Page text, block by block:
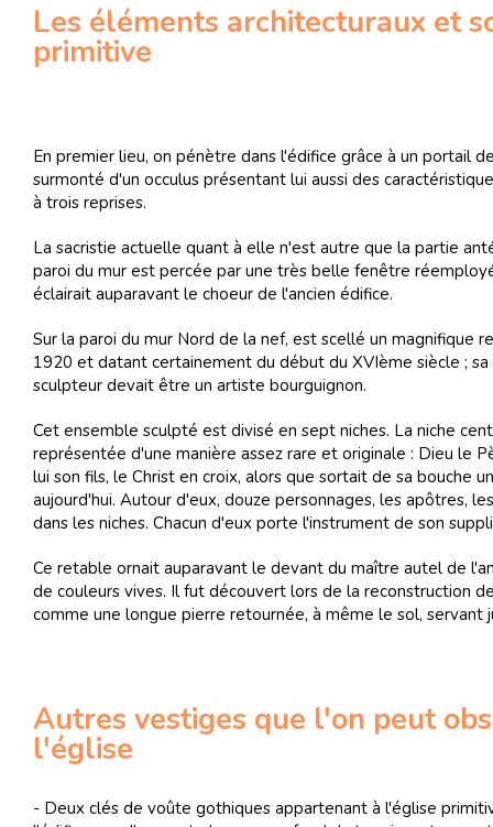
Les éléments architecturaux et
primitive
En premier lieu, on pénètre dans l'édifice grâce à un portail
surmonté d'un occulus présentant lui aussi des
à trois reprises.
La sacristie actuelle quant à elle n'est autre que la partie
paroi du mur est percée par une très belle fenêtre
éclairait auparavant le choeur de l'ancien édifice.
Sur la paroi du mur Nord de la nef, est scellé un magnifique
1920 et datant certainement du début du XVIème siècle ;
sculpteur devait être un artiste bourguignon.
Cet ensemble sculpté est divisé en sept niches. La niche
représentée d'une manière assez rare et originale : Dieu le
lui son fils, le Christ en croix, alors que sortait de sa bouche
aujourd'hui. Autour d'eux, douze personnages, les apôtres,
dans les niches. Chacun d'eux porte l'instrument de son
Ce retable ornait auparavant le devant du maître autel de
de couleurs vives. Il fut découvert lors de la reconstruction
comme une longue pierre retournée, à même le sol, servant
Autres vestiges que l'on peut
l'église
- Deux clés de voûte gothiques appartenant à l'église